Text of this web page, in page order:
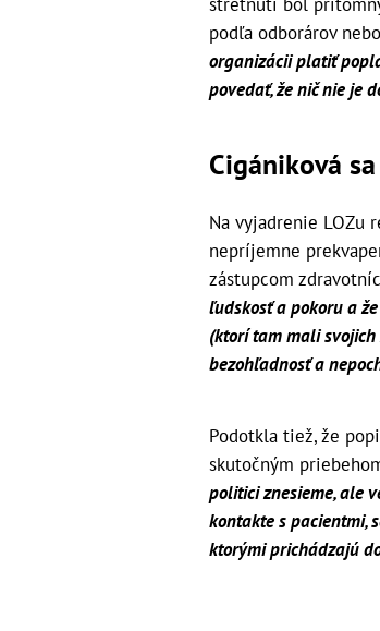
podľa odborárov
organizácii platiť
povedať, že nič nie je
Cigániková
Na vyjadrenie LOZu
nepríjemne
zástupcom
ľudskosť a pokoru a
(ktorí tam mali svojich
bezohľadnosť a
Podotkla tiež, že
skutočným
politici znesieme, ale
kontakte s pacientmi,
ktorými prichádzajú